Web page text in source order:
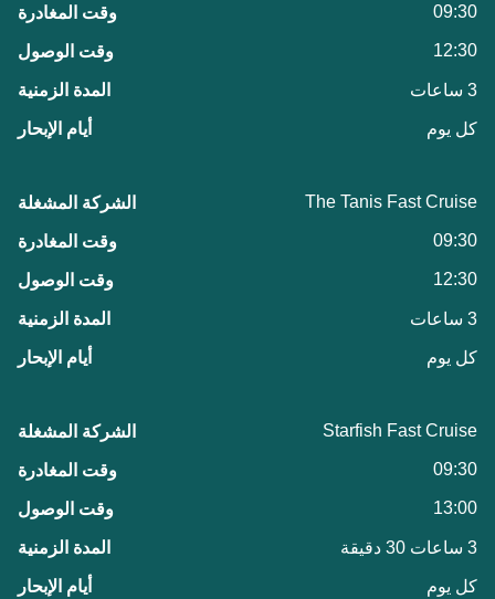
09:30
12:30
3 ساعات
كل يوم
The Tanis Fast Cruise
09:30
12:30
3 ساعات
كل يوم
Starfish Fast Cruise
09:30
13:00
3 ساعات 30 دقيقة
كل يوم